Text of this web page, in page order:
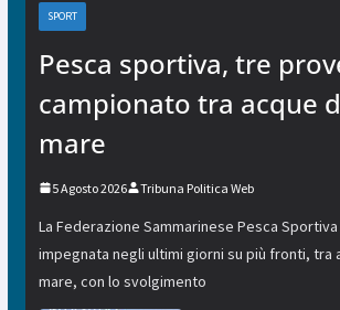
SPORT
Pesca sportiva, tre
campionato tra acque
mare
5 Agosto 2026 Tribuna Politica Web
La Federazione Sammarinese Pesca
impegnata negli ultimi giorni su più fronti, tra
mare, con lo svolgimento